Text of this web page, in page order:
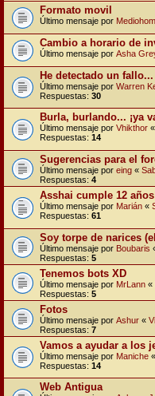
Formato movil
Último mensaje por
Cambio a horario de
Último mensaje por Asha
He detectado un fallo...
Último mensaje por Warren
Respuestas: 30
Burla, burlando... ¡ya
Último mensaje por Vhikthor «
Respuestas: 14
Sugerencias para el
Último mensaje por eing «
Respuestas: 4
Asshai cumple 12
Último mensaje por Marián «
Respuestas: 61
Soy torpe de narices
Último mensaje por Boubaris
Respuestas: 5
Tenemos bots XD
Último mensaje por MrLann «
Respuestas: 5
Fotos
Último mensaje por Ashur «
Respuestas: 7
Vamos a ayudar a los
Último mensaje por Maniche «
Respuestas: 14
Web Antigua